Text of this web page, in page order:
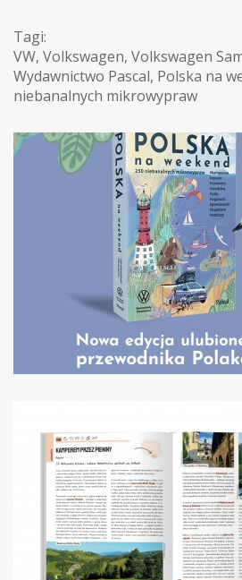
Tagi:
VW, Volkswagen, Volkswagen
Wydawnictwo Pascal, Polska na
niebanalnych mikrowypraw